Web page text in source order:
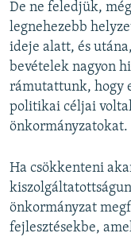
De ne feledjük,
legnehezebb
ideje alatt, és
bevételek nagyon
rámutattunk, hogy
politikai céljai
önkormányzatokat.
Ha csökkenteni
önkormányzat
fejlesztésekbe,